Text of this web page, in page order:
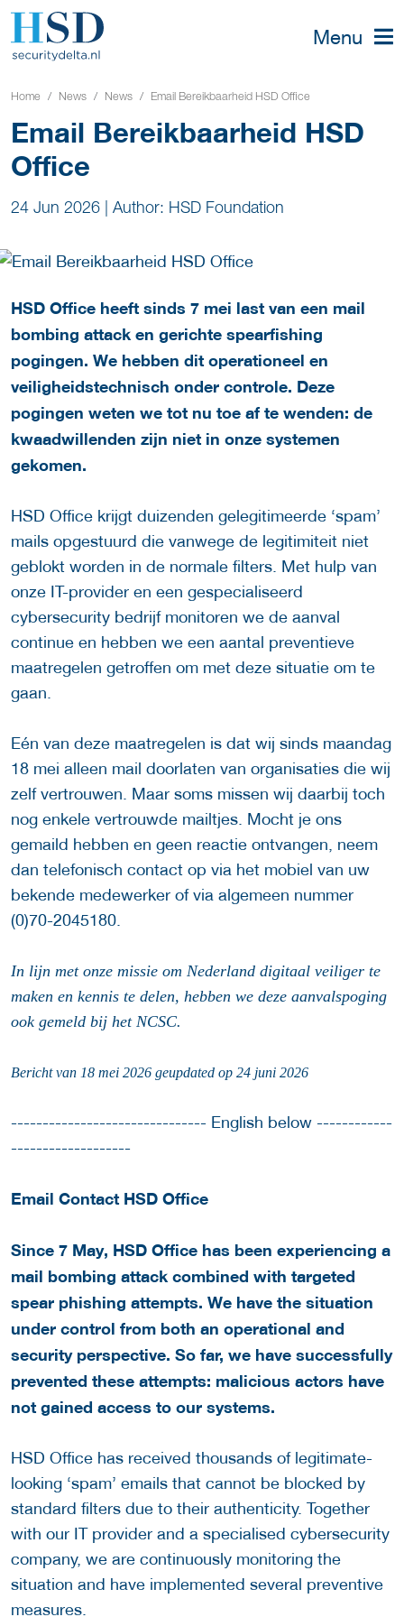
Menu
Home News News Email Bereikbaarheid HSD Office
Email Bereikbaarheid HSD
Office
24 Jun 2026 | Author: HSD Foundation
HSD Office heeft sinds 7 mei last van een mail
bombing attack en gerichte spearfishing
pogingen. We hebben dit operationeel en
veiligheidstechnisch onder controle. Deze
pogingen weten we tot nu toe af te wenden: de
kwaadwillenden zijn niet in onze systemen
gekomen.
HSD Office krijgt duizenden gelegitimeerde ‘spam’
mails opgestuurd die vanwege de legitimiteit niet
geblokt worden in de normale filters. Met hulp van
onze IT-provider en een gespecialiseerd
cybersecurity bedrijf monitoren we de aanval
continue en hebben we een aantal preventieve
maatregelen getroffen om met deze situatie om te
gaan.
Eén van deze maatregelen is dat wij sinds maandag
18 mei alleen mail doorlaten van organisaties die wij
zelf vertrouwen. Maar soms missen wij daarbij toch
nog enkele vertrouwde mailtjes. Mocht je ons
gemaild hebben en geen reactie ontvangen, neem
dan telefonisch contact op via het mobiel van uw
bekende medewerker of via algemeen nummer
(0)70-2045180.
In lijn met onze missie om Nederland digitaal veiliger te
maken en kennis te delen, hebben we deze aanvalspoging
ook gemeld bij het NCSC.
Bericht van 18 mei 2026 geupdated op 24 juni 2026
------------------------------- English below ------------
-------------------
Email Contact HSD Office
Since 7 May, HSD Office has been experiencing a
mail bombing attack combined with targeted
spear phishing attempts. We have the situation
under control from both an operational and
security perspective. So far, we have successfully
prevented these attempts: malicious actors have
not gained access to our systems.
HSD Office has received thousands of legitimate-
looking ‘spam’ emails that cannot be blocked by
standard filters due to their authenticity. Together
with our IT provider and a specialised cybersecurity
company, we are continuously monitoring the
situation and have implemented several preventive
measures.